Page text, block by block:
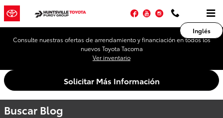
Saltar al contenido principal
Facebook
YouTubeInstagram
Inglés
Consulte nuestras ofertas de arrendamiento y financiación en todos los
nuevos Toyota Tacoma
Ver inventario
Solicitar Más Información
Buscar Blog